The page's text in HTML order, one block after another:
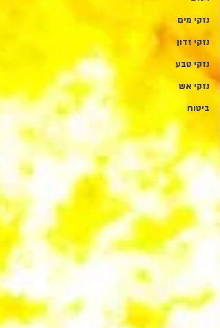
נזקי מים
נזקי זדון
נזקי טבע
נזקי אש
ביטוח